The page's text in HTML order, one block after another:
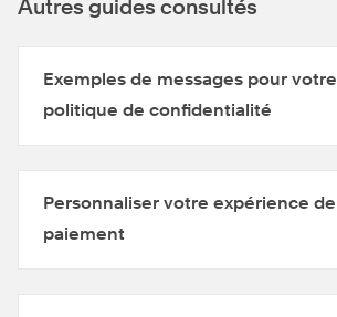
Autres guides consultés
Exemples de messages pour votre
politique de confidentialité
Personnaliser votre expérience de
paiement